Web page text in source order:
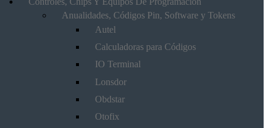
Anualidades, Códigos Pin, Software y Tokens
Autel
Calculadoras para Códigos
IO Terminal
Lonsdor
Obdstar
Otofix